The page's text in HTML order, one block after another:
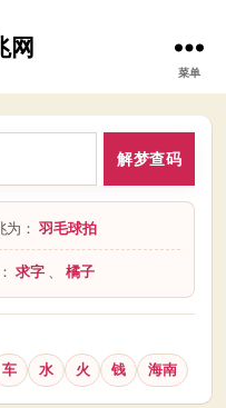
网
菜单
解梦查码
为：羽毛球拍
求字 橘子
车 水 火 钱 海南